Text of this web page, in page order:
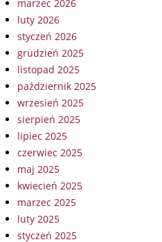
marzec 2026
luty 2026
styczeń 2026
grudzień 2025
listopad 2025
październik 2025
wrzesień 2025
sierpień 2025
lipiec 2025
czerwiec 2025
maj 2025
kwiecień 2025
marzec 2025
luty 2025
styczeń 2025